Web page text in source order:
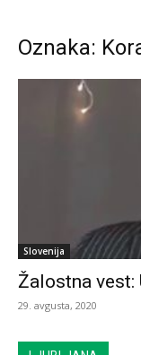
Oznaka:
Slovenija
Žalostna vest:
29. avgusta, 2020